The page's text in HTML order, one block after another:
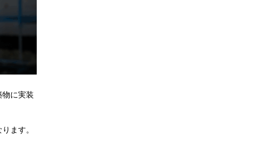
物に実装
ます。